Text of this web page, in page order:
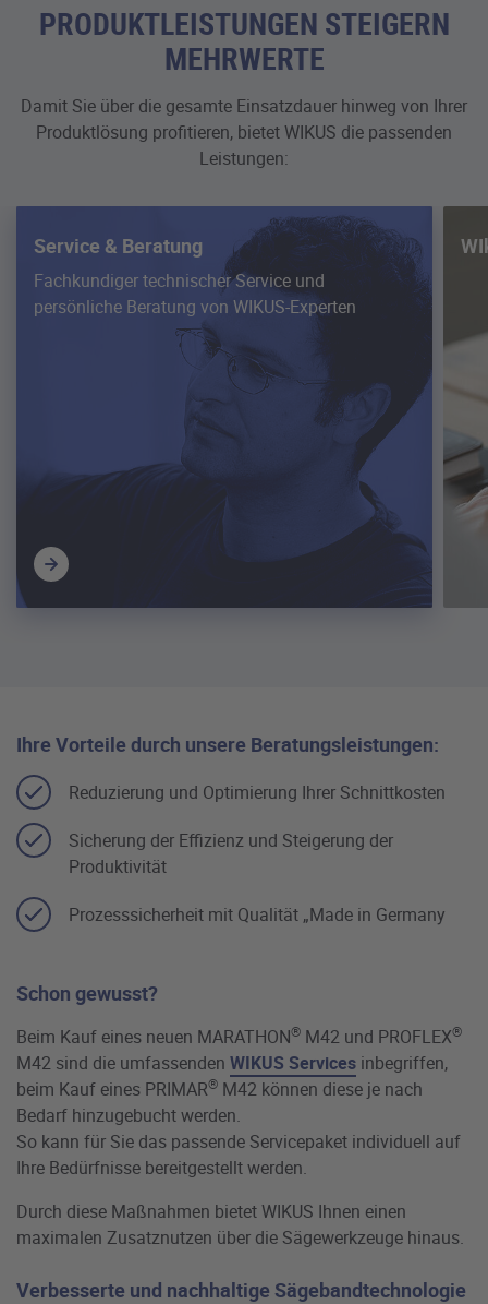
PRODUKTLEISTUNGEN STEIGERN
MEHRWERTE
Damit Sie über die gesamte Einsatzdauer hinweg von Ihrer
Produktlösung profitieren, bietet WIKUS die passenden
Leistungen:
Service & Beratung
Fachkundiger technischer Service und
persönliche Beratung von WIKUS-Experten
Ihre Vorteile durch unsere Beratungsleistungen:
Reduzierung und Optimierung Ihrer Schnittkosten
Sicherung der Effizienz und Steigerung der
Produktivität
Prozesssicherheit mit Qualität „Made in Germany
Schon gewusst?
Beim Kauf eines neuen MARATHON® M42 und PROFLEX®
M42 sind die umfassenden WIKUS Services inbegriffen,
beim Kauf eines PRIMAR® M42 können diese je nach
Bedarf hinzugebucht werden.
So kann für Sie das passende Servicepaket individuell auf
Ihre Bedürfnisse bereitgestellt werden.
Durch diese Maßnahmen bietet WIKUS Ihnen einen
maximalen Zusatznutzen über die Sägewerkzeuge hinaus.
Verbesserte und nachhaltige Sägebandtechnologie